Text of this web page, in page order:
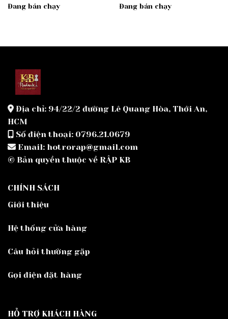
Đang bán chạy
Đang bán chạy
Địa chỉ: 94/22/2 đường Lê Quang Hòa, Thới An,
HCM
Số điện thoại: 0796.21.0679
Email: hotrorap@gmail.com
© Bản quyền thuộc về RẬP KB
CHÍNH SÁCH
Giới thiệu
Hệ thống cửa hàng
Câu hỏi thường gặp
Gọi điện đặt hàng
HỖ TRỢ KHÁCH HÀNG